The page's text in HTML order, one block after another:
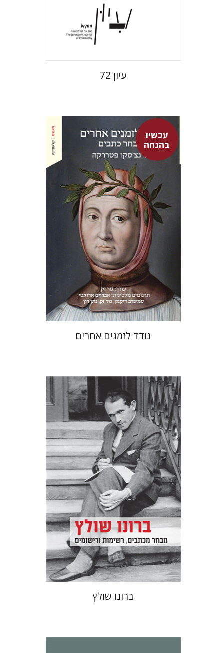
הנחת אתר ספר מודפס
$31
$28
עיון 72
עכשיו
בהנחהפרנצ'סקו פטררקה
גור זק
עמינדב דיקמן
נתן רון
גור זק
אברהם ארואטי
עכשיו בהנחה
$42
$31
נודד לזמנים אחרים
ברונו שולץ
יעקב גולומב
מרים בורנשטיין
הנחת אתר ספר מודפס
$35
$32
ברונו שולץ